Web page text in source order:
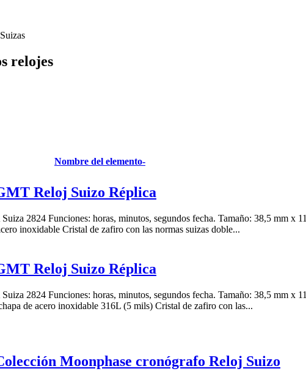
relojes
Nombre del elemento-
Reloj Suizo Réplica
2824 Funciones: horas, minutos, segundos fecha. Tamaño: 38,5 mm x 11
inoxidable Cristal de zafiro con las normas suizas doble...
Reloj Suizo Réplica
2824 Funciones: horas, minutos, segundos fecha. Tamaño: 38,5 mm x 11
de acero inoxidable 316L (5 mils) Cristal de zafiro con las...
Moonphase cronógrafo Reloj Suizo